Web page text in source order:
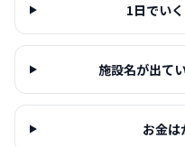
1日でい
施設名が出て
お金は